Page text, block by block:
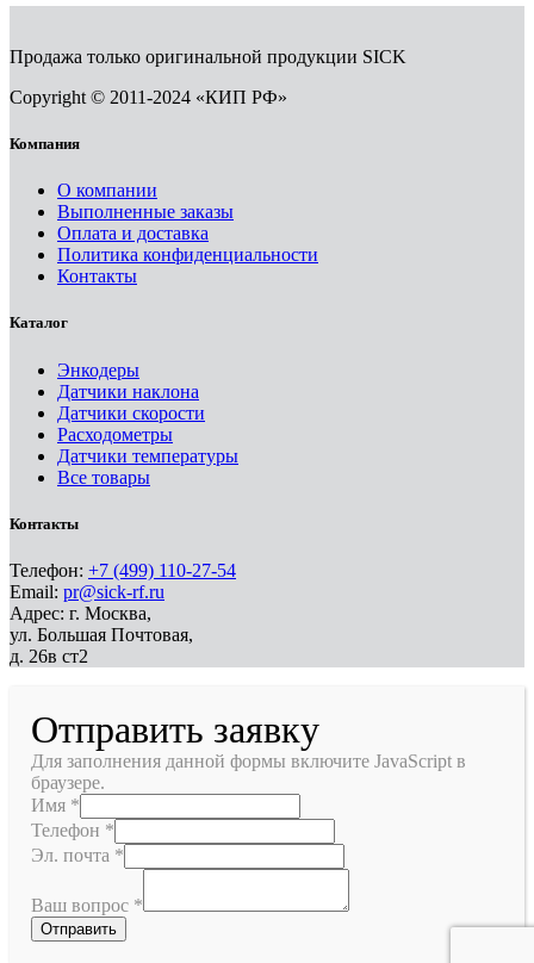
Продажа только оригинальной продукции SICK
Copyright © 2011-2024 «КИП РФ»
Компания
О компании
Выполненные заказы
Оплата и доставка
Политика конфиденциальности
Контакты
Каталог
Энкодеры
Датчики наклона
Датчики скорости
Расходометры
Датчики температуры
Все товары
Контакты
Телефон: +7 (499) 110-27-54
Email: pr@sick-rf.ru
Адрес: г. Москва,
ул. Большая Почтовая,
д. 26в ст2
Отправить заявку
Для заполнения данной формы включите JavaScript в
браузере.
Имя *
Телефон *
Эл. почта *
Ваш вопрос *
Отправить